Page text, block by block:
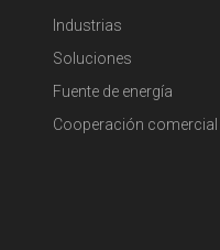
Industrias
Soluciones
Fuente de energía
Cooperación comercial